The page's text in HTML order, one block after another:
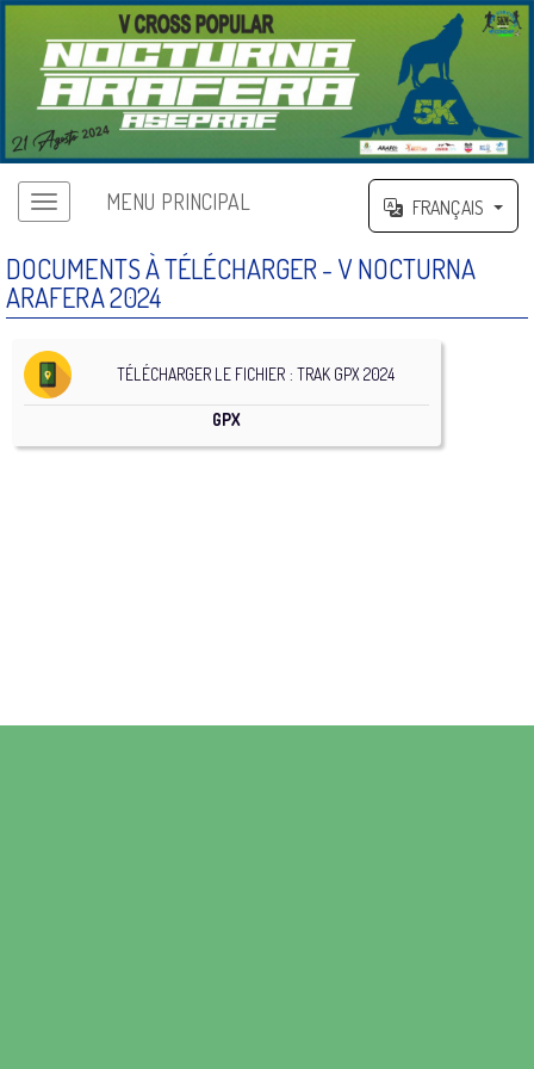
MENU PRINCIPAL FRANÇAIS
DOCUMENTS À TÉLÉCHARGER - V NOCTURNA
ARAFERA 2024
TÉLÉCHARGER LE FICHIER : TRAK GPX 2024
GPX